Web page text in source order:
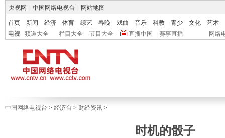
央视网 中国网络电视台 网站地图
首页 新闻 经济 体育 综艺 春晚 戏曲 音乐 科教 青少 文化
艺术
电视
频道大全 栏目大全 节目大全 直播中国 赛事直播 网络
中国网络电视台 > 经济台 > 财经资讯 >
时机的骰子